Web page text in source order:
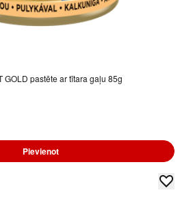
GOLD pastēte ar tītara gaļu 85g
Pievienot